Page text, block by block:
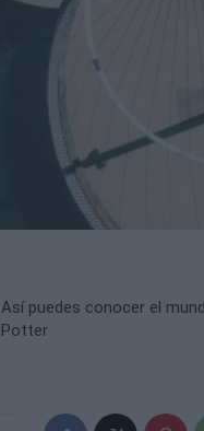
Así puedes conocer el
Potter